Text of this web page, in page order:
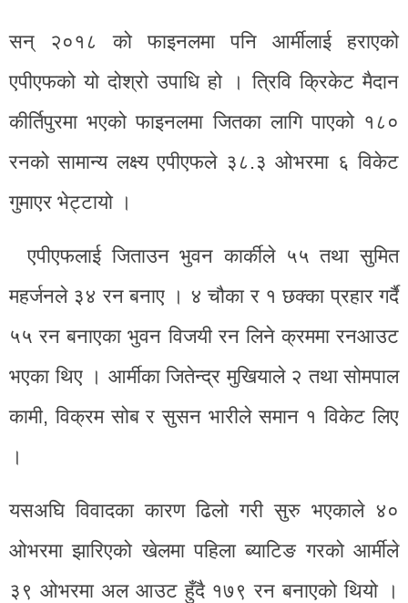
सन् २०१८ को फाइनलमा पनि आर्मीलाई हराएको
एपीएफको यो दोश्रो उपाधि हो । त्रिवि क्रिकेट मैदान
कीर्तिपुरमा भएको फाइनलमा जितका लागि पाएको १८०
रनको सामान्य लक्ष्य एपीएफले ३८.३ ओभरमा ६ विकेट
गुमाएर भेट्टायो ।
एपीएफलाई जिताउन भुवन कार्कीले ५५ तथा सुमित
महर्जनले ३४ रन बनाए । ४ चौका र १ छक्का प्रहार गर्दै
५५ रन बनाएका भुवन विजयी रन लिने क्रममा रनआउट
भएका थिए । आर्मीका जितेन्द्र मुखियाले २ तथा सोमपाल
कामी, विक्रम सोब र सुसन भारीले समान १ विकेट लिए
।
यसअघि विवादका कारण ढिलो गरी सुरु भएकाले ४०
ओभरमा झारिएको खेलमा पहिला ब्याटिङ गरको आर्मीले
३९ ओभरमा अल आउट हुँदै १७९ रन बनाएको थियो ।